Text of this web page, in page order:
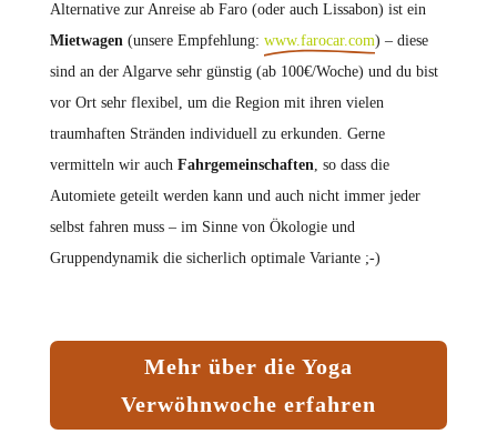
Alternative zur Anreise ab Faro (oder auch Lissabon) ist ein
Mietwagen(unsere Empfehlung: www.farocar.com) – diese
sind an der Algarve sehr günstig (ab 100€/Woche) und du bist
vor Ort sehr flexibel, um die Region mit ihren vielen
traumhaften Stränden individuell zu erkunden. Gerne
vermitteln wir auch Fahrgemeinschaften, so dass die
Automiete geteilt werden kann und auch nicht immer jeder
selbst fahren muss – im Sinne von Ökologie und
Gruppendynamik die sicherlich optimale Variante ;-)
Mehr über die Yoga
Verwöhnwoche erfahren